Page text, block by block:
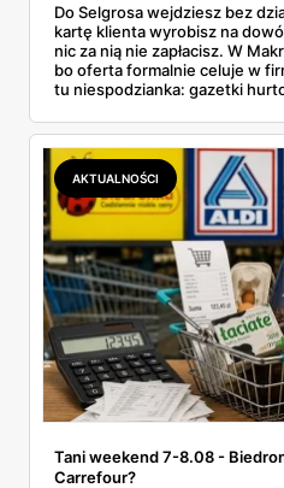
Do Selgrosa wejdziesz bez
kartę klienta wyrobisz na
nic za nią nie zapłacisz. W
bo oferta formalnie celuje w
tu niespodzianka: gazetki
zawsze wygrywa — ta sama
Makro ponad dwa razy więcej
promocji dyskontu.
AKTUALNOŚCI
Tani weekend 7-8.08 -
Carrefour?